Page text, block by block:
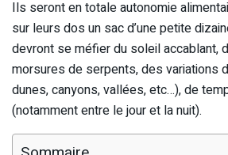
Ils seront en totale autonomie
sur leurs dos un sac d’une petite
devront se méfier du soleil accablant,
morsures de serpents, des variations
dunes, canyons, vallées, etc…), de
(notamment entre le jour et la nuit).